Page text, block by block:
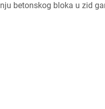
betonskog bloka u zid